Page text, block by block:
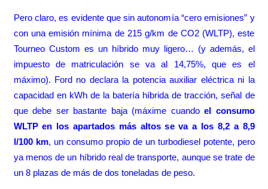
Pero claro, es evidente que sin autonomía “cero emisiones” y
con una emisión mínima de 215 g/km de CO2 (WLTP), este
Tourneo Custom es un híbrido muy ligero… (y además, el
impuesto de matriculación se va al 14,75%, que es el
máximo). Ford no declara la potencia auxiliar eléctrica ni la
capacidad en kWh de la batería híbrida de tracción, señal de
que debe ser bastante baja (máxime cuando el consumo
WLTP en los apartados más altos se va a los 8,2 a 8,9
l/100 km, un consumo propio de un turbodiesel potente, pero
ya menos de un híbrido real de transporte, aunque se trate de
un 8 plazas de más de dos toneladas de peso.